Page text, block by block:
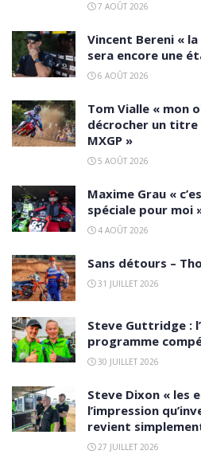
7 AOÛT 2026
Vincent Bereni «
sera encore une
6 AOÛT 2026
Tom Vialle « mon
décrocher un titre
MXGP »
5 AOÛT 2026
Maxime Grau «
spéciale pour moi
4 AOÛT 2026
Sans détours –
31 JUILLET 2026
Steve Guttridge :
programme
30 JUILLET 2026
Steve Dixon « les
l’impression
revient
27 JUILLET 2026